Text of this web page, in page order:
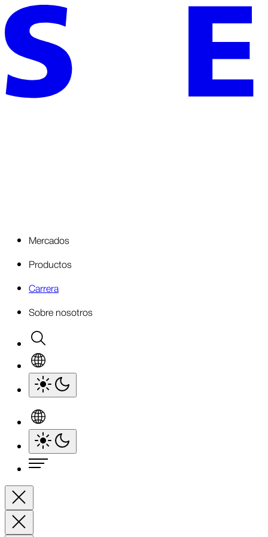
Mercados
Productos
Carrera
Sobre nosotros